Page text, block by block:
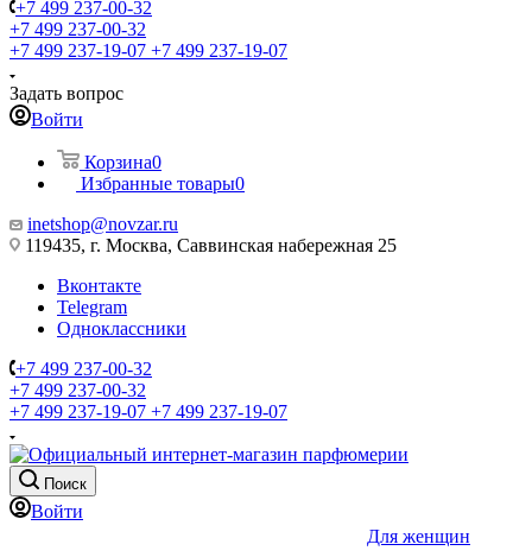
+7 499 237-00-32
+7 499 237-00-32
+7 499 237-19-07 +7 499 237-19-07
Задать вопрос
Войти
Корзина0
Избранные товары0
inetshop@novzar.ru
119435, г. Москва, Саввинская набережная 25
Вконтакте
Telegram
Одноклассники
+7 499 237-00-32
+7 499 237-00-32
+7 499 237-19-07 +7 499 237-19-07
Поиск
Войти
Для женщин